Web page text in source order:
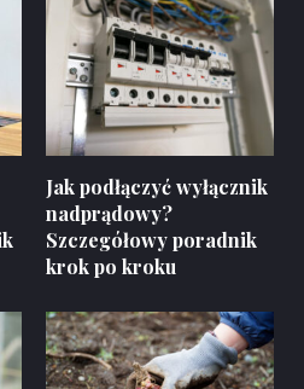
Jak podłączyć wyłącznik
nadprądowy?
Szczegółowy poradnik
krok po kroku